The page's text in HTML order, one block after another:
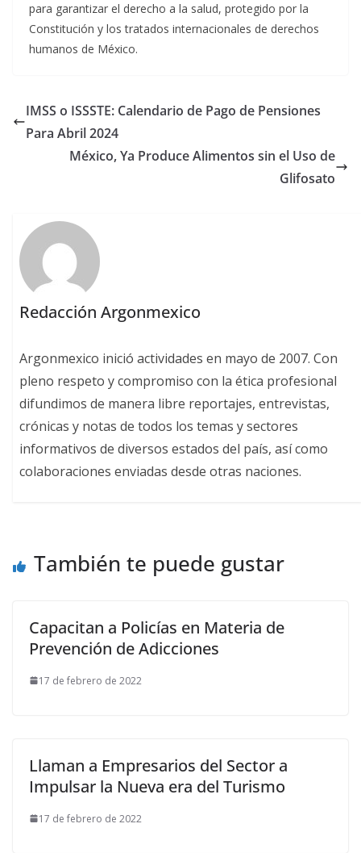
para garantizar el derecho a la salud, protegido por la
Constitución y los tratados internacionales de derechos
humanos de México.
IMSS o ISSSTE: Calendario de Pago de Pensiones
Para Abril 2024
México, Ya Produce Alimentos sin el Uso de
Glifosato
Redacción Argonmexico
Argonmexico inició actividades en mayo de 2007. Con
pleno respeto y compromiso con la ética profesional
difundimos de manera libre reportajes, entrevistas,
crónicas y notas de todos los temas y sectores
informativos de diversos estados del país, así como
colaboraciones enviadas desde otras naciones.
También te puede gustar
Capacitan a Policías en Materia de
Prevención de Adicciones
17 de febrero de 2022
Llaman a Empresarios del Sector a
Impulsar la Nueva era del Turismo
17 de febrero de 2022